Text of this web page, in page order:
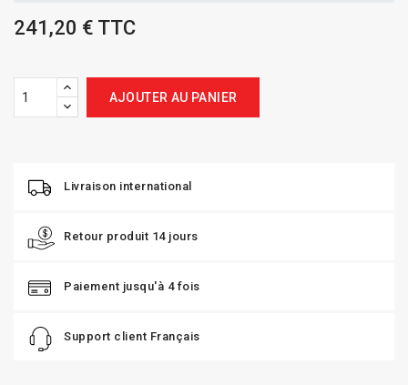
241,20 € TTC
AJOUTER AU PANIER
Livraison international
Retour produit 14 jours
Paiement jusqu'à 4 fois
Support client Français